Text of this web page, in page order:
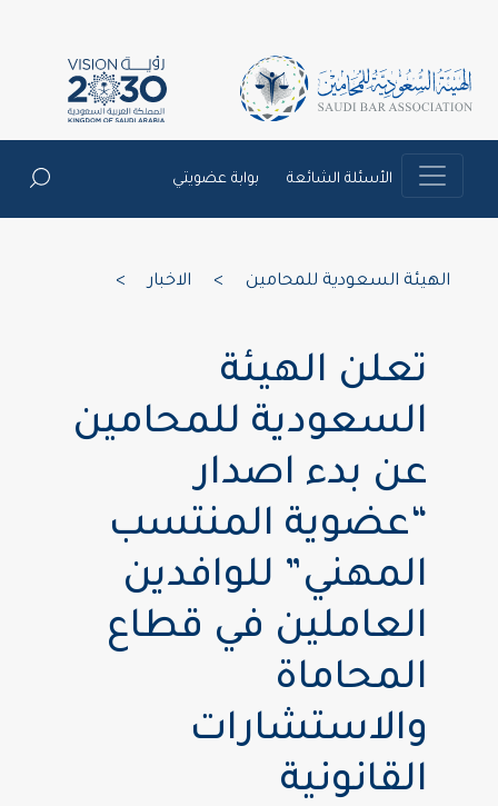
الأسئلة الشائعة بوابة عضويتي
الهيئة السعودية للمحامين الاخبار
تعلن الهيئة
السعودية للمحامين
عن بدء اصدار
“عضوية المنتسب
المهني” للوافدين
العاملين في قطاع
المحاماة
والاستشارات
القانونية